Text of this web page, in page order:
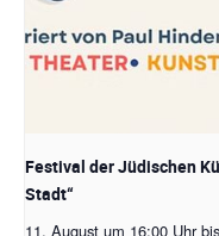
Festival der Jüdischen
Stadt“
11. August um 16:00 Uhr bis